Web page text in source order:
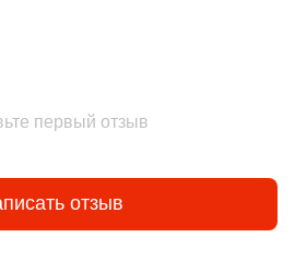
первый отзыв
отзыв